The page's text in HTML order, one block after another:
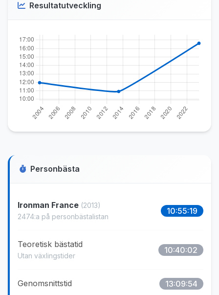
Personbästa
Ironman France (2013)
2474:a på personbästalistan
10:55:19
Teoretisk bästatid
Utan växlingstider
10:40:02
Genomsnittstid 13:09:54
Resultatutveckling